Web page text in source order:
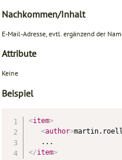
Nachkommen/Inhalt
E-Mail-Adresse, evtl. ergänzend der
Attribute
Keine
Beispiel
<item>
<author>
</item>